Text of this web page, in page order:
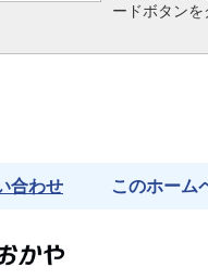
ードボタン
合わせ このホーム